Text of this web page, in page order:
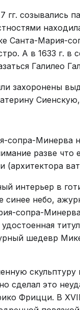
гг. созывались
Санта-Мария-
А в 1633 г.
Галилео
захоронены
сопра-Минерва
разве что
(архитектора
интерьер в
синее небо,
сопра-
шедевр
сделал это
Фрицци. В